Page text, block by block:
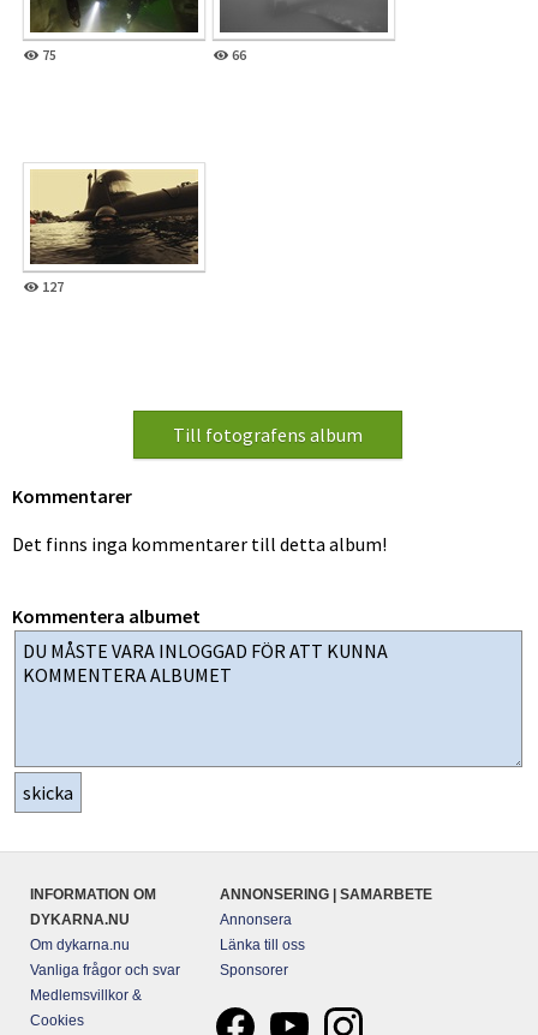
75 66
127
Kommentarer
Det finns inga kommentarer till detta album!
Kommentera albumet
INFORMATION OM
DYKARNA.NU
Om dykarna.nu
Vanliga frågor och svar
Medlemsvillkor &
Cookies
ANNONSERING | SAMARBETE
Annonsera
Länka till oss
Sponsorer